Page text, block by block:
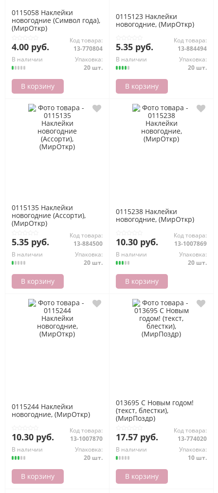
0115058 Наклейки
новогодние (Символ года),
(МирОткр)
4.00 руб.
Код товара:
13-770804
В наличии
Упаковка:
20 шт.
В корзину
0115123 Наклейки
новогодние, (МирОткр)
5.35 руб.
Код товара:
13-884494
В наличии
Упаковка:
20 шт.
В корзину
0115135 Наклейки
новогодние (Ассорти),
(МирОткр)
5.35 руб.
Код товара:
13-884500
В наличии
Упаковка:
20 шт.
В корзину
0115238 Наклейки
новогодние, (МирОткр)
10.30 руб.
Код товара:
13-1007869
В наличии
Упаковка:
20 шт.
В корзину
0115244 Наклейки
новогодние, (МирОткр)
10.30 руб.
Код товара:
13-1007870
В наличии
Упаковка:
20 шт.
В корзину
013695 С Новым годом!
(текст, блестки),
(МирПоздр)
17.57 руб.
Код товара:
13-774020
В наличии
Упаковка:
10 шт.
В корзину